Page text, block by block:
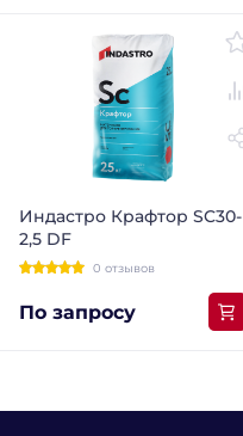
Индастро Крафтор SC30-
2,5 DF
0 отзывов
По запросу